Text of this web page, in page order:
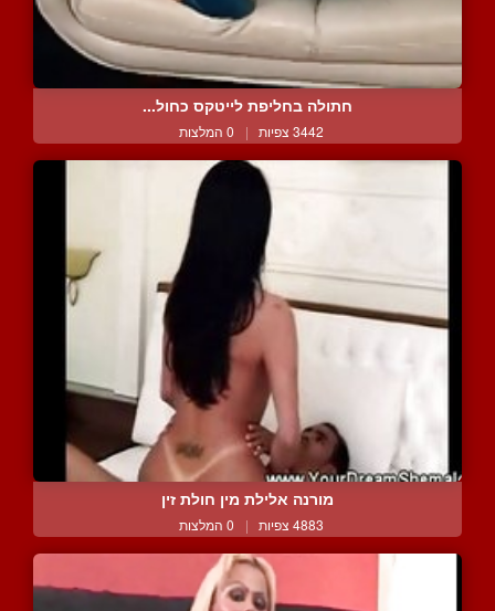
חתולה בחליפת לייטקס כחול...
3442 צפיות | 0 המלצות
מורנה אלילת מין חולת זין
4883 צפיות | 0 המלצות